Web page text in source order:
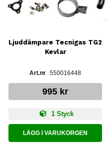
Ljuddämpare Tecnigas TG2
Kevlar
550016448
995 kr
1 Styck
LÄGG I VARUKORGEN